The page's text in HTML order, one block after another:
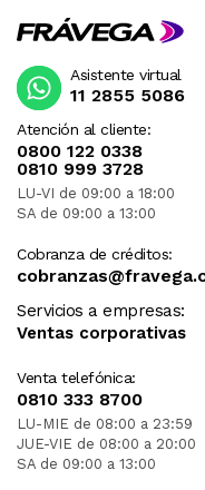
Atención al cliente:
0800 122 0338
0810 999 3728
LU-VI de 09:00 a 18:00
SA de 09:00 a 13:00
Cobranza de créditos:
Servicios a empresas:
Ventas corporativas
Venta telefónica:
0810 333 8700
LU-MIE de 08:00 a 23:59
JUE-VIE de 08:00 a 20:00
SA de 09:00 a 13:00
Asistente virtual
11 2855 5086